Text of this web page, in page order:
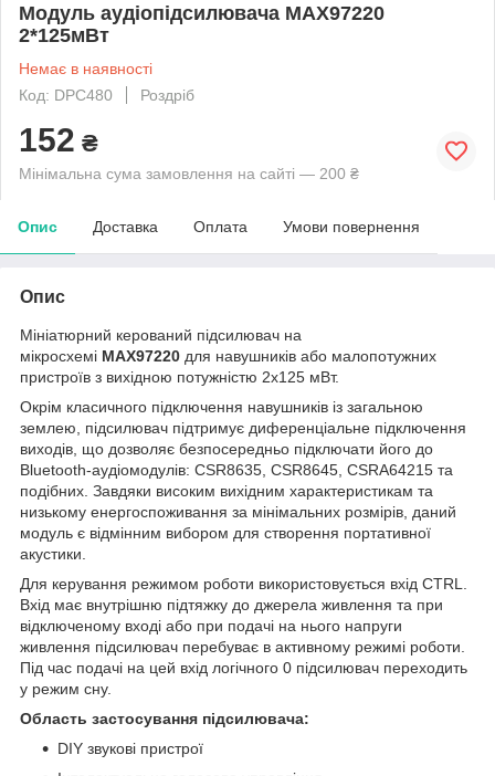
Модуль аудіопідсилювача MAX97220
2*125мВт
Немає в наявності
Код: DPC480
Роздріб
152 ₴
Мінімальна сума замовлення на сайті — 200 ₴
Опис Доставка Оплата Умови повернення
Опис
Мініатюрний керований підсилювач на
мікросхемі MAX97220 для навушників або малопотужних
пристроїв з вихідною потужністю 2x125 мВт.
Окрім класичного підключення навушників із загальною
землею, підсилювач підтримує диференціальне підключення
виходів, що дозволяє безпосередньо підключати його до
Bluetooth-аудіомодулів: CSR8635, CSR8645, CSRA64215 та
подібних. Завдяки високим вихідним характеристикам та
низькому енергоспоживання за мінімальних розмірів, даний
модуль є відмінним вибором для створення портативної
акустики.
Для керування режимом роботи використовується вхід CTRL.
Вхід має внутрішню підтяжку до джерела живлення та при
відключеному вході або при подачі на нього напруги
живлення підсилювач перебуває в активному режимі роботи.
Під час подачі на цей вхід логічного 0 підсилювач переходить
у режим сну.
Область застосування підсилювача:
DIY звукові пристрої